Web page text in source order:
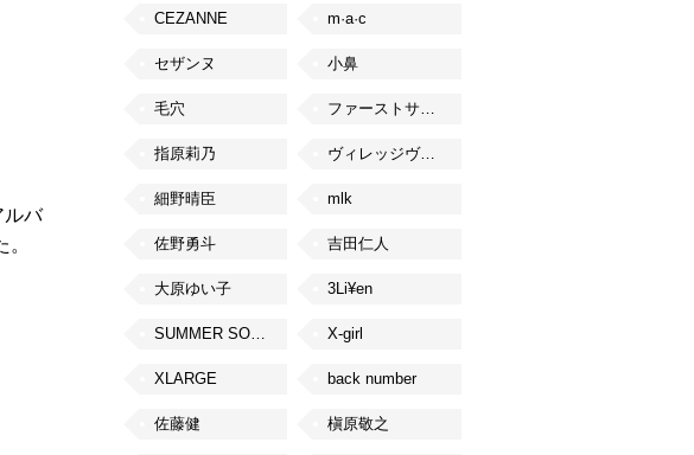
ルバ
CEZANNE m·a·c
セザンヌ 小鼻
毛穴 ファーストサマーウイカ
指原莉乃 ヴィレッジヴァンガード
細野晴臣 mlk
佐野勇斗 吉田仁人
大原ゆい子 3Li¥en
SUMMER SONIC X-girl
XLARGE back number
佐藤健 槇原敬之